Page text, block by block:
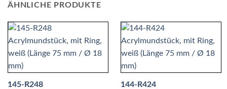
ÄHNLICHE PRODUKTE
145-R248
144-R424